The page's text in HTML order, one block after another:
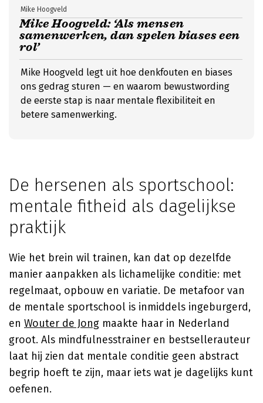
Mike Hoogveld: ‘Als mensen
samenwerken, dan spelen biases een
rol’
Mike Hoogveld
Mike Hoogveld legt uit hoe denkfouten en biases
ons gedrag sturen — en waarom bewustwording
de eerste stap is naar mentale flexibiliteit en
betere samenwerking.
De hersenen als sportschool:
mentale fitheid als dagelijkse
praktijk
Wie het brein wil trainen, kan dat op dezelfde
manier aanpakken als lichamelijke conditie: met
regelmaat, opbouw en variatie. De metafoor van
de mentale sportschool is inmiddels ingeburgerd,
en Wouter de Jong maakte haar in Nederland
groot. Als mindfulnesstrainer en bestsellerauteur
laat hij zien dat mentale conditie geen abstract
begrip hoeft te zijn, maar iets wat je dagelijks kunt
oefenen.